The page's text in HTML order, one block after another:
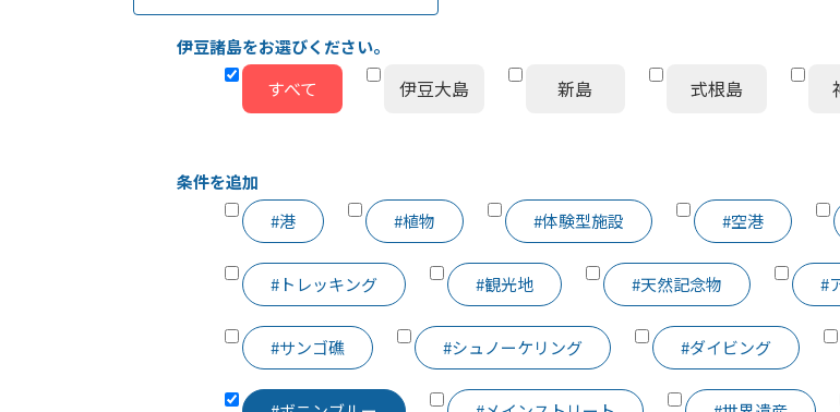
伊豆諸島をお選びください。
すべて 伊豆大島 新島 式根島
条件を追加
#港
#植物 #体験型施設 #空港
#トレッキング #観光地 #天然記念物 #
#サンゴ礁 #シュノーケリング #ダイビング